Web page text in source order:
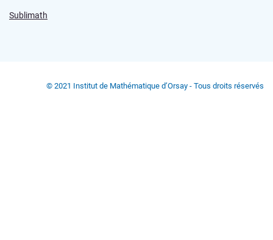
Sublimath
© 2021 Institut de Mathématique d’Orsay - Tous droits réservés